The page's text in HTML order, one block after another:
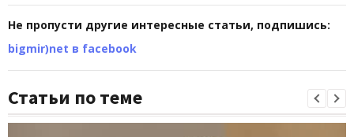
Не пропусти другие интересные статьи, подпишись:
bigmir)net в facebook
Статьи по теме